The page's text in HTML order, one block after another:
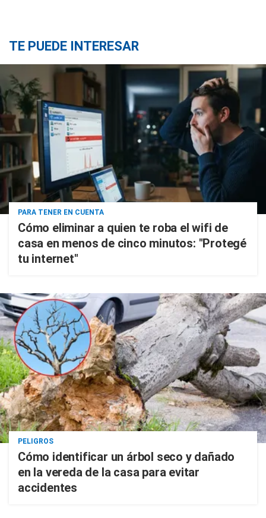
TE PUEDE INTERESAR
PARA TENER EN CUENTA
Cómo eliminar a quien te roba el wifi de
casa en menos de cinco minutos: "Protegé
tu internet"
PELIGROS
Cómo identificar un árbol seco y dañado
en la vereda de la casa para evitar
accidentes